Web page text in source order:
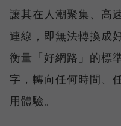
讓其在人潮聚集、高
連線，即無法轉換成
衡量「好網路」的標
字，轉向任何時間、
用體驗。